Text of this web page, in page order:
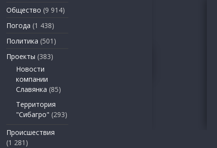
Общество (9 914)
Погода (1 438)
Политика (501)
Проекты (383)
Новости
компании
Славянка (85)
Территория
"Сибагро" (293)
Происшествия
(1 281)